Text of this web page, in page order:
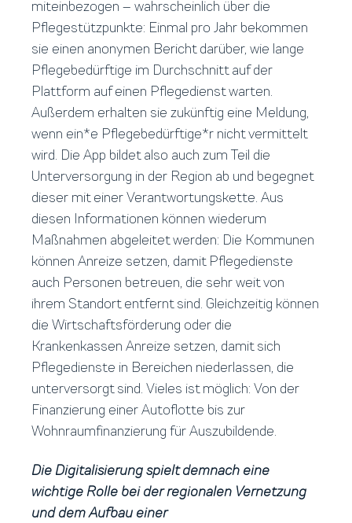
miteinbezogen – wahrscheinlich über die
Pflegestützpunkte: Einmal pro Jahr bekommen
sie einen anonymen Bericht darüber, wie lange
Pflegebedürftige im Durchschnitt auf der
Plattform auf einen Pflegedienst warten.
Außerdem erhalten sie zukünftig eine Meldung,
wenn ein*e Pflegebedürftige*r nicht vermittelt
wird. Die App bildet also auch zum Teil die
Unterversorgung in der Region ab und begegnet
dieser mit einer Verantwortungskette. Aus
diesen Informationen können wiederum
Maßnahmen abgeleitet werden: Die Kommunen
können Anreize setzen, damit Pflegedienste
auch Personen betreuen, die sehr weit von
ihrem Standort entfernt sind. Gleichzeitig können
die Wirtschaftsförderung oder die
Krankenkassen Anreize setzen, damit sich
Pflegedienste in Bereichen niederlassen, die
unterversorgt sind. Vieles ist möglich: Von der
Finanzierung einer Autoflotte bis zur
Wohnraumfinanzierung für Auszubildende.
Die Digitalisierung spielt demnach eine
wichtige Rolle bei der regionalen Vernetzung
und dem Aufbau einer